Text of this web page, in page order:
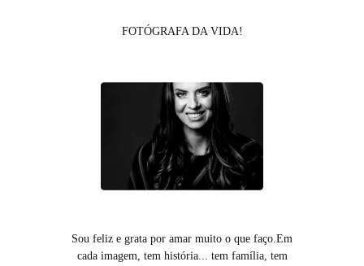
FOTÓGRAFA DA VIDA!
Sou feliz e grata por amar muito o que faço.Em
cada imagem, tem história... tem família, tem